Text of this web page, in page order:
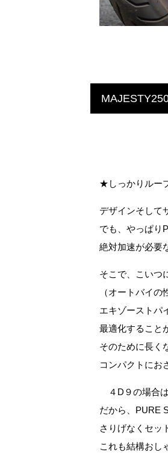
★しっかりルー
デザインそして
でも、やっぱり
絶対加速が必要
そこで、こいつ
（オートバイの
エキゾーストパ
最適化すること
そのために長く
コンパクトにお
４D９の場合は
だから、PURE
さりげなくセッ
これも結構おし